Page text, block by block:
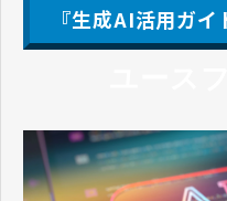
ご利用料金
パートナー代理店
『生成AI活用ガ